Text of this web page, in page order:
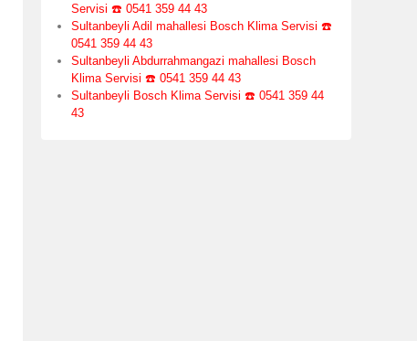
Servisi ☎️ 0541 359 44 43
Sultanbeyli Adil mahallesi Bosch Klima Servisi ☎️
0541 359 44 43
Sultanbeyli Abdurrahmangazi mahallesi Bosch
Klima Servisi ☎️ 0541 359 44 43
Sultanbeyli Bosch Klima Servisi ☎️ 0541 359 44
43